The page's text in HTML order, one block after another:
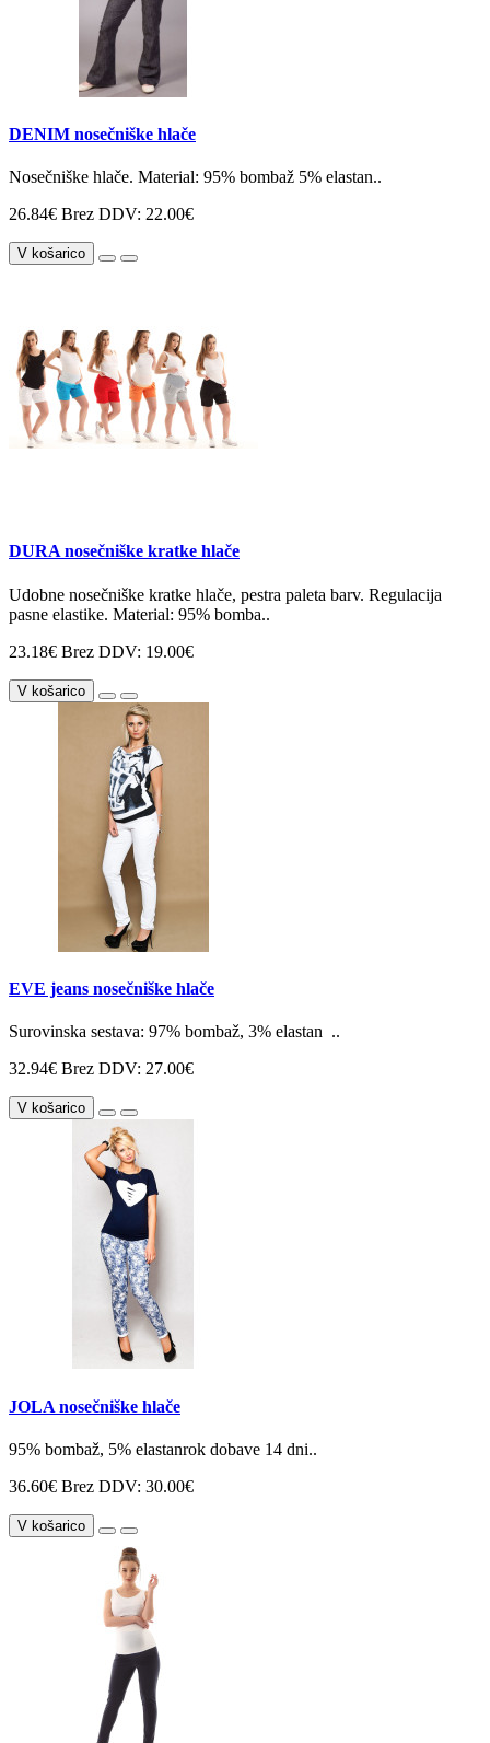
DENIM nosečniške hlače
Nosečniške hlače. Material: 95% bombaž 5% elastan..
26.84€ Brez DDV: 22.00€
V košarico
DURA nosečniške kratke hlače
Udobne nosečniške kratke hlače, pestra paleta barv. Regulacija
pasne elastike. Material: 95% bomba..
23.18€ Brez DDV: 19.00€
V košarico
EVE jeans nosečniške hlače
Surovinska sestava: 97% bombaž, 3% elastan ..
32.94€ Brez DDV: 27.00€
V košarico
JOLA nosečniške hlače
95% bombaž, 5% elastanrok dobave 14 dni..
36.60€ Brez DDV: 30.00€
V košarico